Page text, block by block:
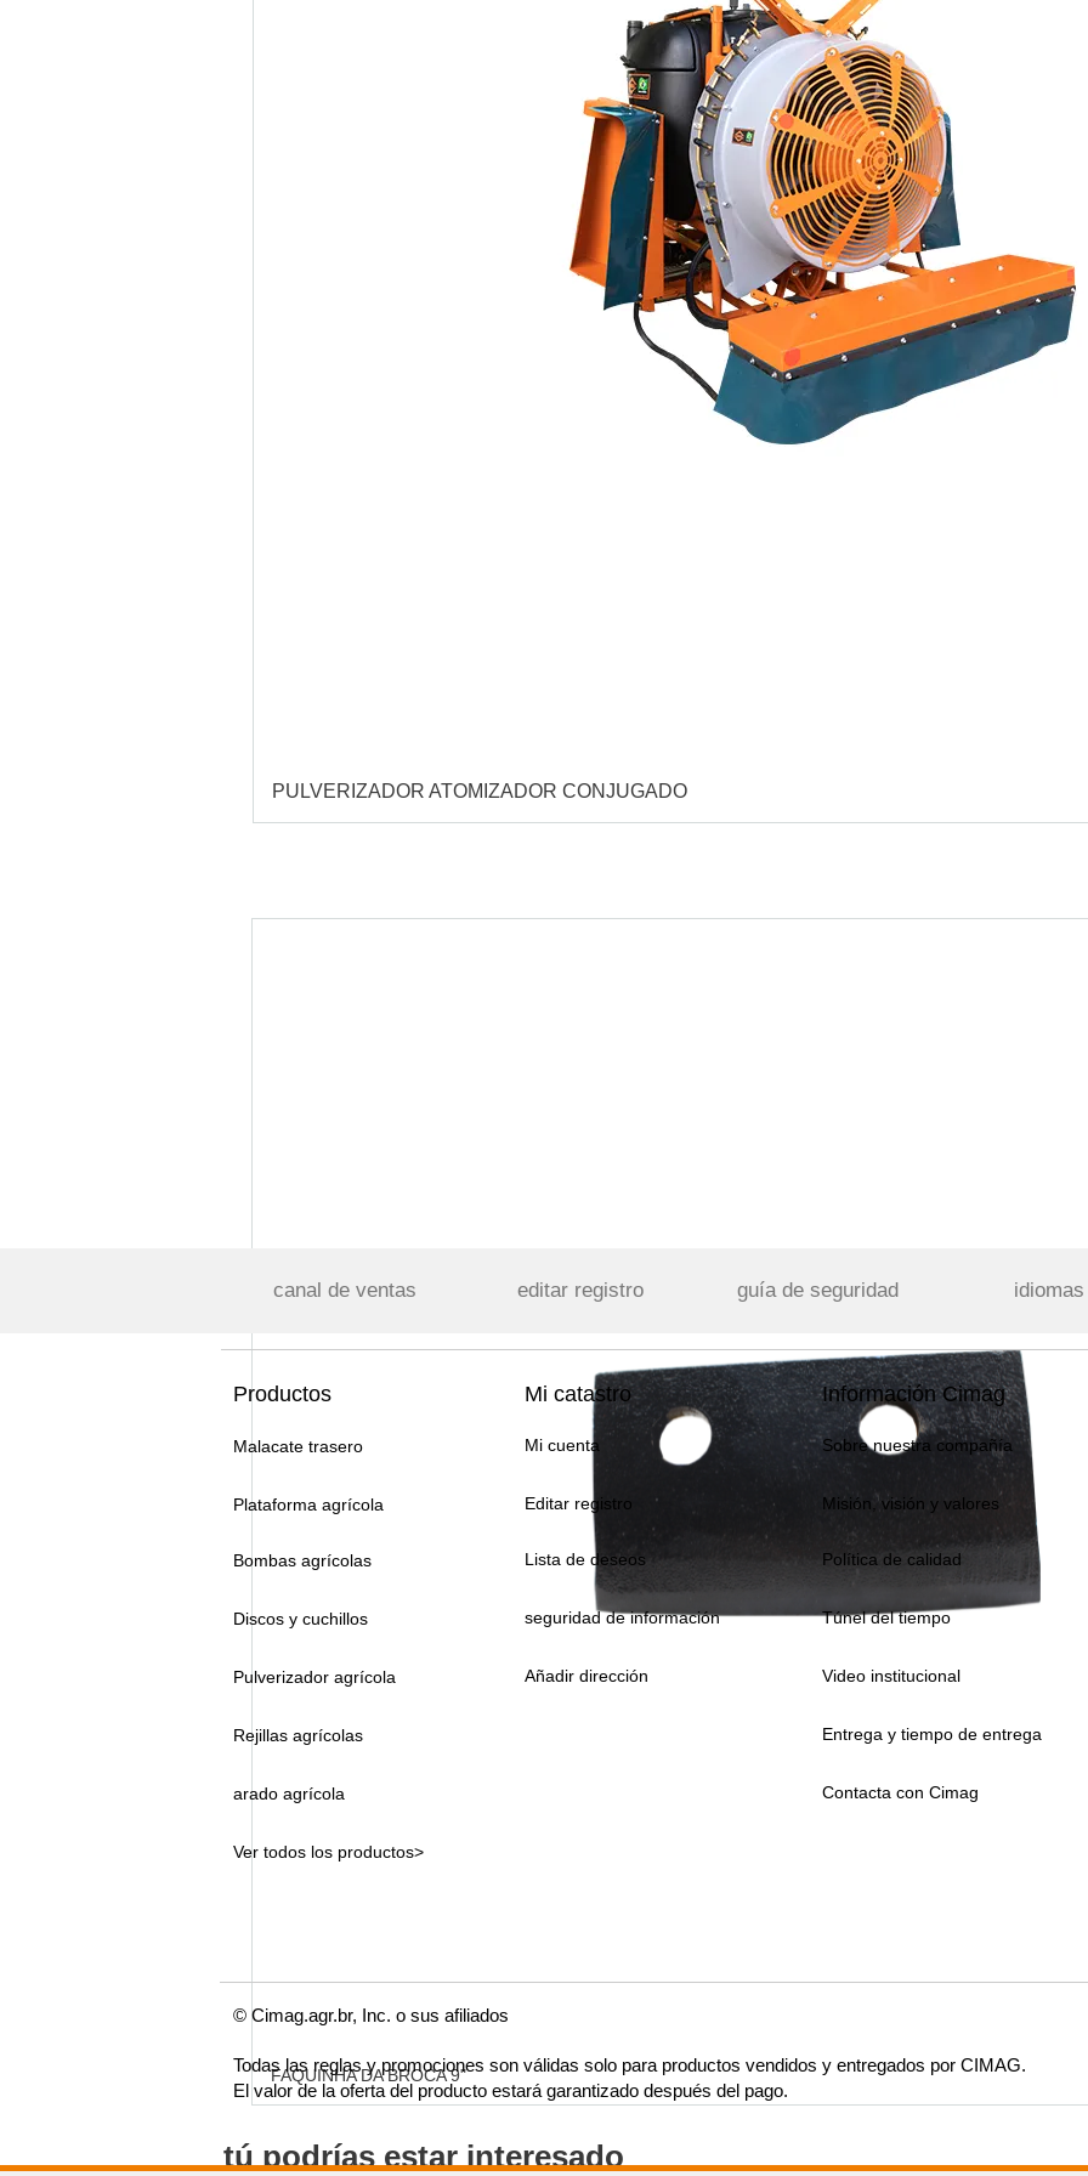
PULVERIZADOR ATOMIZADOR CONJUGADO
FAQUINHA DA BROCA 9"
tú podrías estar interesado
canal de ventas editar registro guía de seguridad idiomas
Productos Mi catastro Información Cimag
Malacate trasero Mi cuenta Sobre nuestra compañía
Plataforma agrícola Editar registro Misión, visión y valores
Bombas agrícolas Lista de deseos Política de calidad
Discos y cuchillos seguridad de información Túnel del tiempo
Pulverizador agrícola Añadir dirección Video institucional
Rejillas agrícolas
arado agrícola
Entrega y tiempo de entrega
Contacta con Cimag
Ver todos los productos>
© Cimag.agr.br, Inc. o sus afiliados
Todas las reglas y promociones son válidas solo para productos vendidos y entregados por CIMAG.
El valor de la oferta del producto estará garantizado después del pago.